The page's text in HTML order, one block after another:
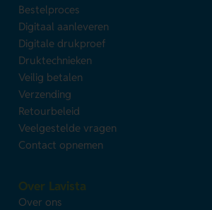
Bestelproces
Digitaal aanleveren
Digitale drukproef
Druktechnieken
Veilig betalen
Verzending
Retourbeleid
Veelgestelde vragen
Contact opnemen
Over Lavista
Over ons